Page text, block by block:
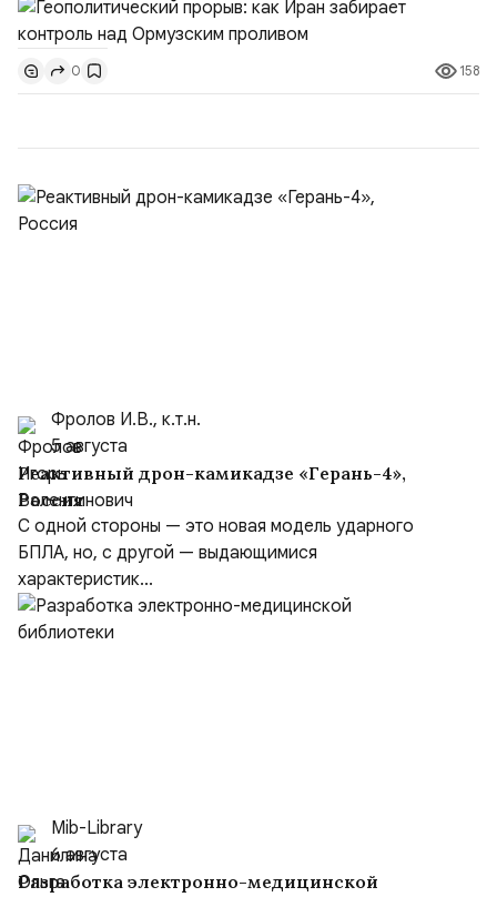
тезисы и последствия этого соглашения:. 1. Новые
доли контроля (75 на 25). Было: Ранее Иран и Оман
контролировали пролив на паритетных началах —
50/50. Стало: Новое соглашение закрепляет за
0 158
Фролов И.В., к.т.н.
5 августа
Реактивный дрон-камикадзе «Герань-4»,
Россия
С одной стороны — это новая модель ударного
БПЛА, но, с другой — выдающимися
характеристик...
Mib-Library
6 августа
Разработка электронно-медицинской